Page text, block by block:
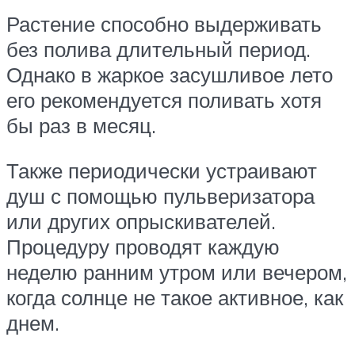
Растение способно выдерживать
без полива длительный период.
Однако в жаркое засушливое лето
его рекомендуется поливать хотя
бы раз в месяц.
Также периодически устраивают
душ с помощью пульверизатора
или других опрыскивателей.
Процедуру проводят каждую
неделю ранним утром или вечером,
когда солнце не такое активное, как
днем.